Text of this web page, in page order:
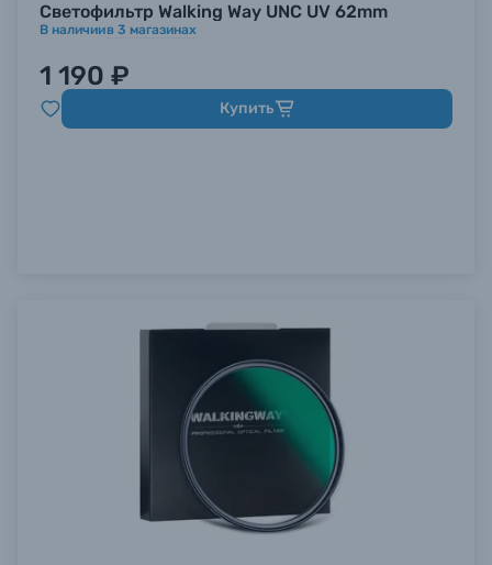
Светофильтр Walking Way UNC UV 62mm
В наличиив 3 магазинах
1 190 ₽
Купить